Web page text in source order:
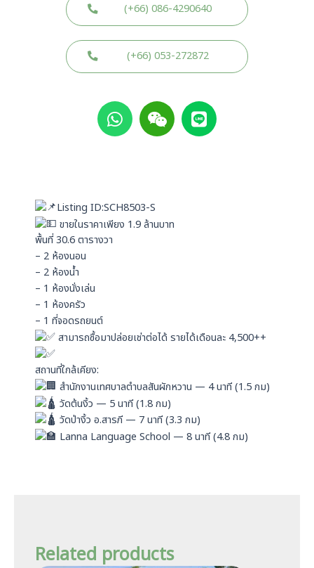
(+66) 086-4290640
(+66) 053-272872
W
h
a
p
p
W
e
i
L
i
n
Listing ID:SCH8503-S
ขายในราคาเพียง 1.9 ล้านบาท
พื้นที่ 30.6 ตารางวา
– 2 ห้องนอน
– 2 ห้องน้ำ
– 1 ห้องนั่งเล่น
– 1 ห้องครัว
– 1 ที่จอดรถยนต์
สามารถซื้อมาปล่อยเช่าต่อได้ รายได้เดือนละ 4,500++
สถานที่ใกล้เคียง:
สำนักงานเทศบาลตำบลสันผักหวาน — 4 นาที (1.5 กม)
วัดต้นงิ้ว — 5 นาที (1.8 กม)
วัดป่างิ้ว อ.สารภี — 7 นาที (3.3 กม)
Lanna Language School — 8 นาที (4.8 กม)
Related products